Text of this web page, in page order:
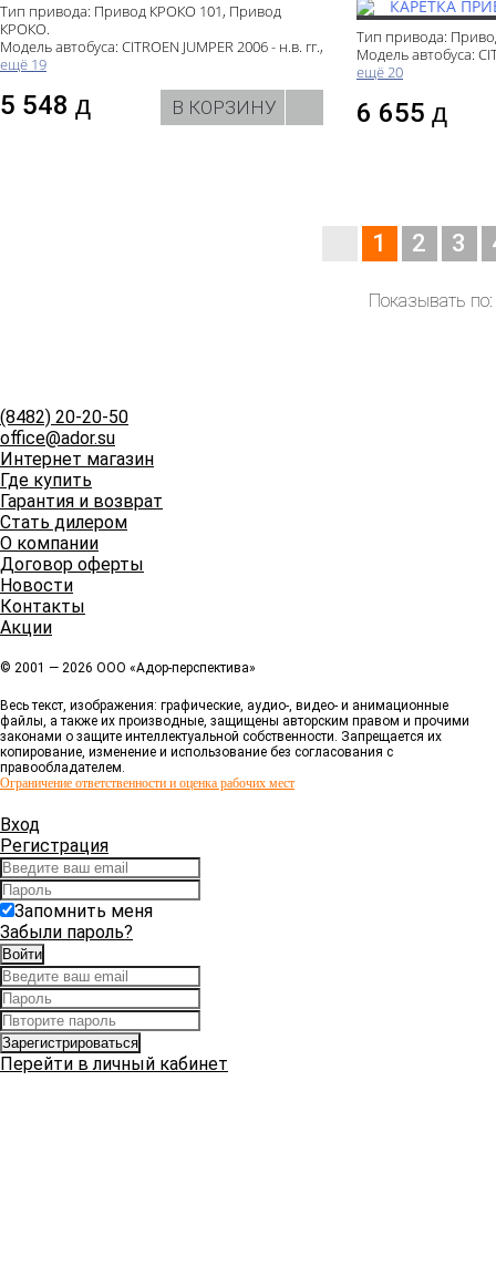
Тип привода: Привод КРОКО 101, Привод
КРОКО.
Модель автобуса: CITROEN JUMPER 2006 - н.в. гг.,
ещё 19
5 548 д В КОРЗИНУ
Тип привода:
Модель автобуса:
ещё 20
6 655 д
1 2 3
Показывать по:
(8482) 20-20-50
office@ador.su
Интернет магазин
Где купить
Гарантия и возврат
Стать дилером
О компании
Договор оферты
Новости
Контакты
Акции
© 2001 — 2026 ООО «Адор-перспектива»
Весь текст, изображения: графические, аудио-, видео- и анимационные
файлы, а также их производные, защищены авторским правом и прочими
законами о защите интеллектуальной собственности. Запрещается их
копирование, изменение и использование без согласования с
правообладателем.
Ограничение ответственности и оценка рабочих мест
Вход
Регистрация
Запомнить меня
Забыли пароль?
Перейти в личный кабинет